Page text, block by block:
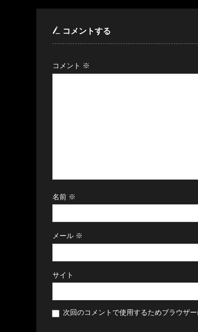
コメントする
コメント ※
名前 ※
メール ※
サイト
次回のコメントで使用するためブラウザ